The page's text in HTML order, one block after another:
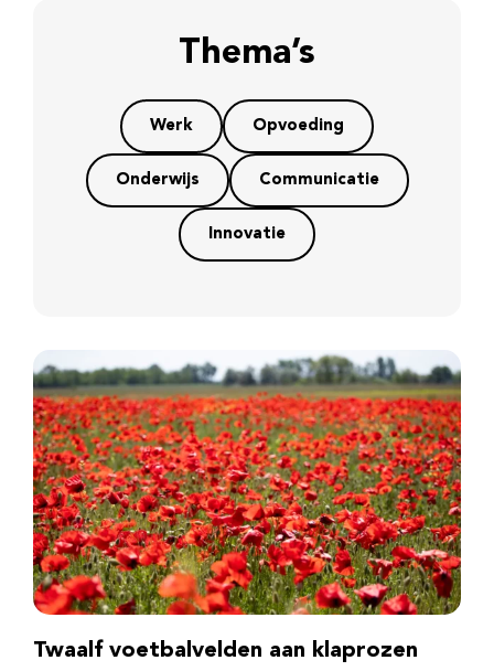
Thema’s
Werk Opvoeding
Onderwijs Communicatie
Innovatie
Twaalf voetbalvelden aan klaprozen